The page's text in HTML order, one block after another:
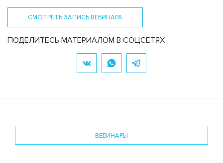
СМОТРЕТЬ ЗАПИСЬ ВЕБИНАРА
ПОДЕЛИТЕСЬ МАТЕРИАЛОМ В СОЦСЕТЯХ
ВЕБИНАРЫ